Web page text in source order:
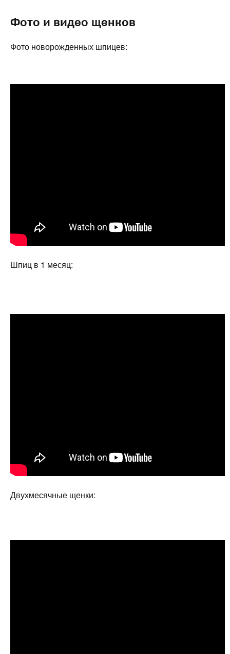
Фото и видео щенков
Фото новорожденных шпицев:
Шпиц в 1 месяц:
Двухмесячные щенки: